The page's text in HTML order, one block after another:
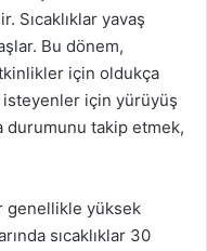
Sıcaklıklar yavaş
Bu dönem,
için oldukça
isteyenler için yürüyüş
durumunu takip etmek,
genellikle yüksek
sıcaklıklar 30